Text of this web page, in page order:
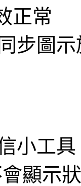
正常
步圖
小工具
顯示